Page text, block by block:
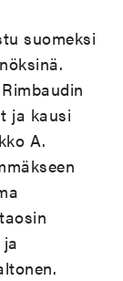
suomeksi
ja kausi
A.